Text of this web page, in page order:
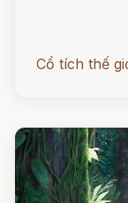
Cổ tích thế